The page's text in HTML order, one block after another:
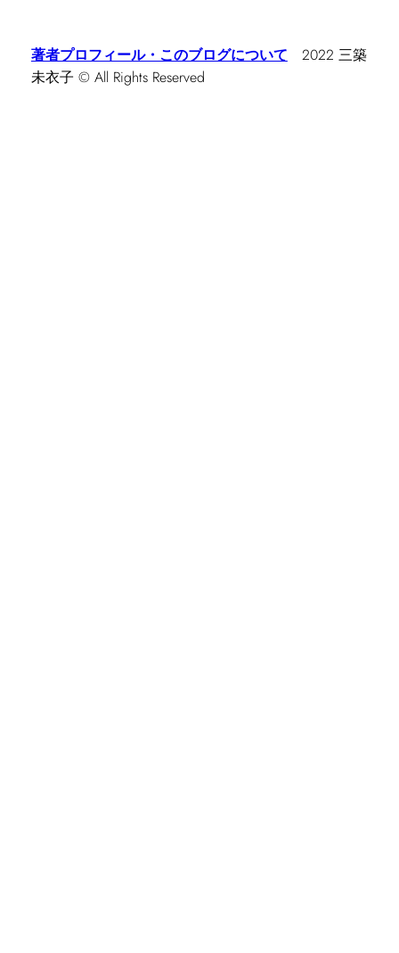
著者プロフィール・このブログについて 2022 三築
未衣子 © All Rights Reserved